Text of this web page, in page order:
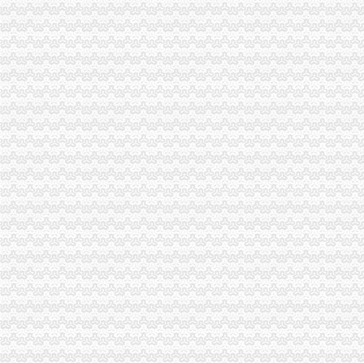
新疆一般纳税人查询-天津爱问分类
请问山西省一般纳税人资格在哪里查询-山西国税答疑170
四川一般纳税人资格查询：四川财
全国一般纳税人资格查询
如何查询一般纳税人资格（以广东为例）_增值税一般纳税人查询_一般
增值税一般纳税人查询–会计网词库
一般纳税人资格查询
广东一般纳税人查询App下载|一般纳税人查询广东税务局版下载2.4.0
四川省国税网上办税服务厅增值税一般纳税人资格查询
关于一般纳税人与小规模纳税人的查询
一般纳税人咨询公司,开展教育服务,增值税有优惠吗_中华会计网校_
一般纳税人税率查询|一般纳税人如何算税
上海税务网的一般纳税人资格查询,可以查来自上海税务-微博
北京各区一般纳税人资格查询帮助你three_周边服务栏目_机电之家网
一般纳税人资格查询_中华文本库
一般纳税人咨询处-深圳58同城
如何查询增值税一般纳税人认定信息？_资料网
一般纳税人查询广东税务局版2.4.0安卓版-新云软件园
如何查询一般纳税人资格_百度经验
青岛一般纳税人查询